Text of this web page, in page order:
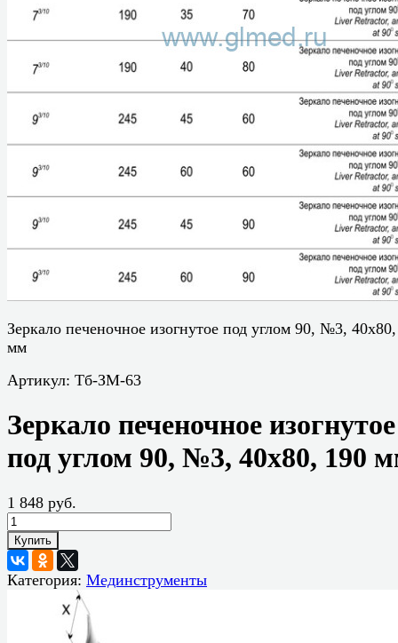
Зеркало печеночное изогнутое под углом 90, №3,
мм
Артикул: Тб-ЗМ-63
Зеркало печеночное изогнутое
под углом 90, №3, 40х80, 190
1 848 руб.
Купить
Категория: Мединструменты